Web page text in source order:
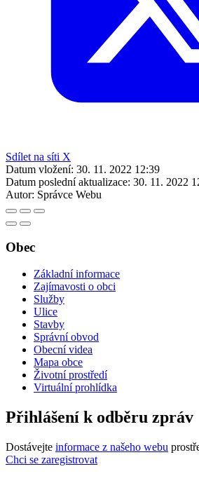
Sdílet na síti X
Datum vložení: 30. 11. 2022 12:39
Datum poslední aktualizace: 30. 11. 2022
Autor: Správce Webu
Obec
Základní informace
Zajímavosti o obci
Služby
Ulice
Stavby
Správní obvod
Obecní videa
Mapa obce
Životní prostředí
Virtuální prohlídka
Přihlášení k odběru zpráv
Dostávejte informace z našeho webu
Chci se zaregistrovat